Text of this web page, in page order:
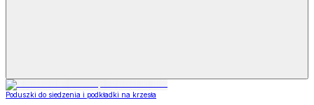
Poduszki do siedzenia i podkładki na krzesła